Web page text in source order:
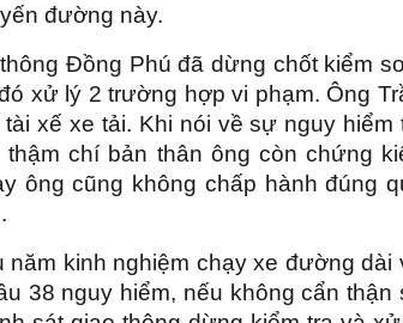
đường này.
Đồng Phú đã dừng chốt kiểm
xử lý 2 trường hợp vi phạm. Ông
xế xe tải. Khi nói về sự nguy hiểm
chí bản thân ông còn chứng
ông cũng không chấp hành đúng
kinh nghiệm chạy xe đường dài
38 nguy hiểm, nếu không cẩn thận